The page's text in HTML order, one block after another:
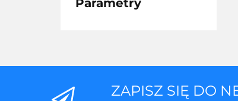
Parametry
ZAPISZ SIĘ DO